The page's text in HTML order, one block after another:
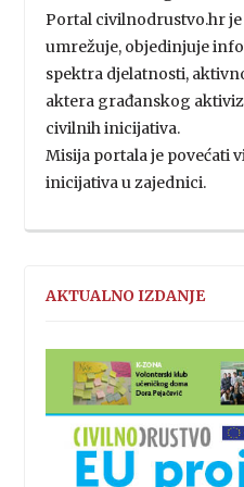
Portal civilnodrustvo.hr je
umrežuje, objedinjuje
spektra djelatnosti,
aktera građanskog
civilnih inicijativa.
Misija portala je povećati
inicijativa u zajednici.
AKTUALNO IZDANJE